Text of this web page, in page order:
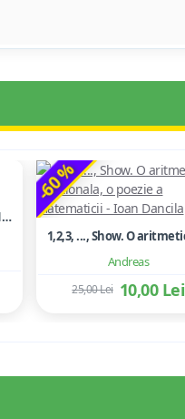
Clasificarea Interventiilor Nursing (NIC)
-60 %
Andreas
10,00 Lei
25,00 Lei